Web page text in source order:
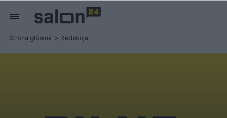
Strona główna Redakcja